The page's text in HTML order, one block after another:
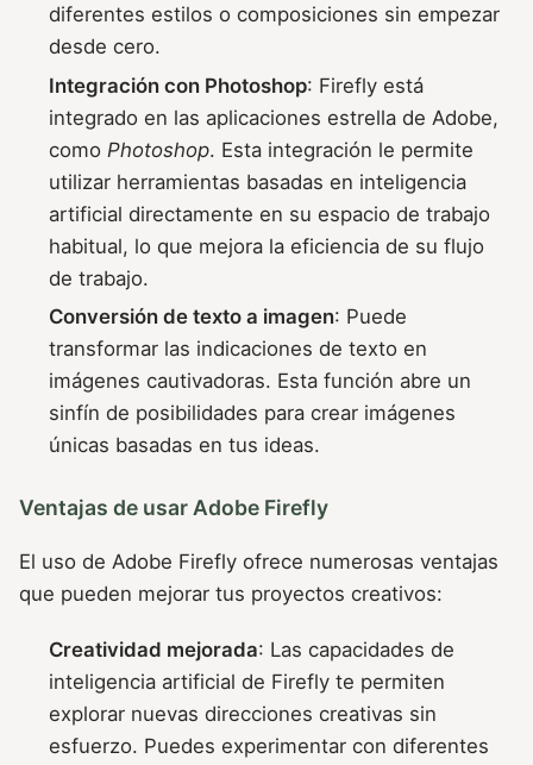
diferentes estilos o composiciones sin empezar
desde cero.
Integración con Photoshop: Firefly está
integrado en las aplicaciones estrella de Adobe,
como Photoshop. Esta integración le permite
utilizar herramientas basadas en inteligencia
artificial directamente en su espacio de trabajo
habitual, lo que mejora la eficiencia de su flujo
de trabajo.
Conversión de texto a imagen: Puede
transformar las indicaciones de texto en
imágenes cautivadoras. Esta función abre un
sinfín de posibilidades para crear imágenes
únicas basadas en tus ideas.
Ventajas de usar Adobe Firefly
El uso de Adobe Firefly ofrece numerosas ventajas
que pueden mejorar tus proyectos creativos:
Creatividad mejorada: Las capacidades de
inteligencia artificial de Firefly te permiten
explorar nuevas direcciones creativas sin
esfuerzo. Puedes experimentar con diferentes